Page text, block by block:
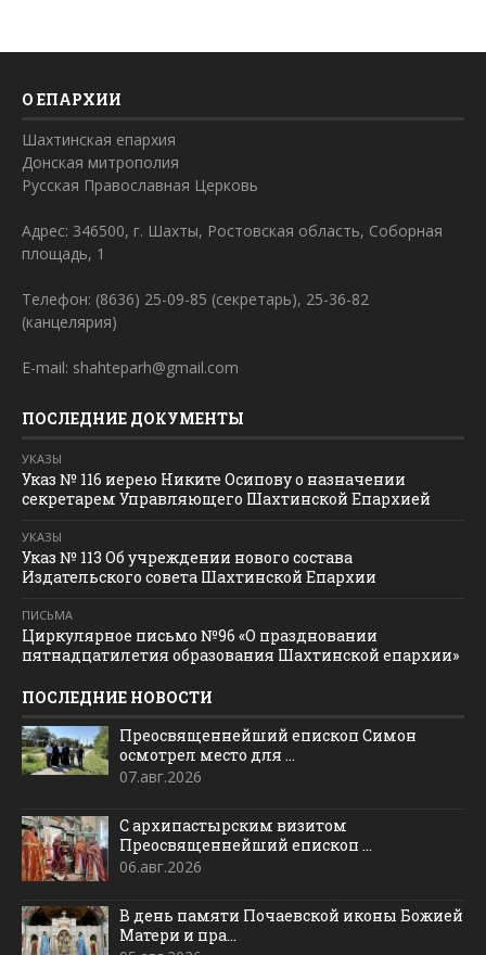
О ЕПАРХИИ
Шахтинская епархия
Донская митрополия
Русская Православная Церковь
Адрес: 346500, г. Шахты, Ростовская область, Соборная
площадь, 1
Телефон: (8636) 25-09-85 (секретарь), 25-36-82
(канцелярия)
E-mail: shahteparh@gmail.com
ПОСЛЕДНИЕ ДОКУМЕНТЫ
УКАЗЫ
Указ № 116 иерею Никите Осипову о назначении
секретарем Управляющего Шахтинской Епархией
УКАЗЫ
Указ № 113 Об учреждении нового состава
Издательского совета Шахтинской Епархии
ПИСЬМА
Циркулярное письмо №96 «О праздновании
пятнадцатилетия образования Шахтинской епархии»
ПОСЛЕДНИЕ НОВОСТИ
Преосвященнейший епископ Симон
осмотрел место для ...
07.авг.2026
С архипастырским визитом
Преосвященнейший епископ ...
06.авг.2026
В день памяти Почаевской иконы Божией
Матери и пра...